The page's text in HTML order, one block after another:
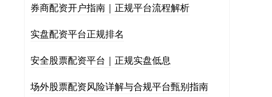
券商配资开户指南｜正规平台流程解析
实盘配资平台正规排名
安全股票配资平台｜正规实盘低息
场外股票配资风险详解与合规平台甄别指南